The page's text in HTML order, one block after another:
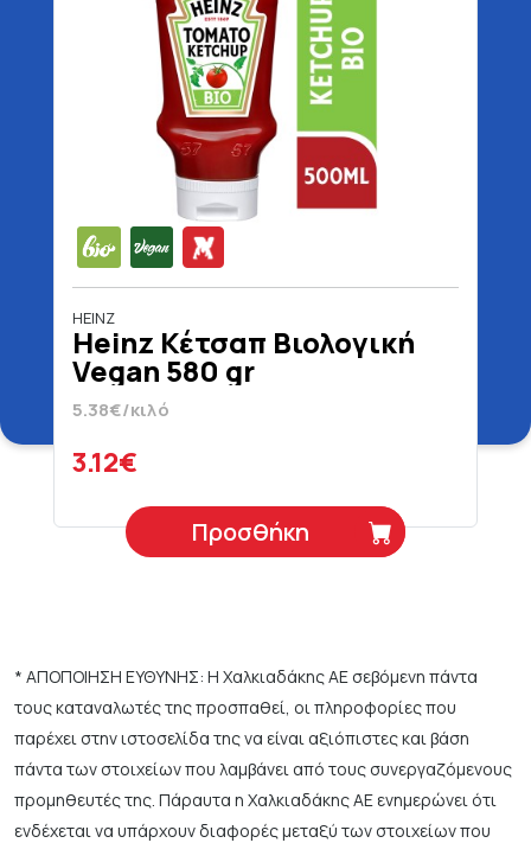
HEINZ
Heinz Κέτσαπ Βιολογική
Vegan 580 gr
5.38€/κιλό
3.12€
Προσθήκη
* ΑΠΟΠΟΙΗΣΗ ΕΥΘΥΝΗΣ: Η Χαλκιαδάκης ΑΕ σεβόμενη πάντα
τους καταναλωτές της προσπαθεί, οι πληροφορίες που
παρέχει στην ιστοσελίδα της να είναι αξιόπιστες και βάση
πάντα των στοιχείων που λαμβάνει από τους συνεργαζόμενους
προμηθευτές της. Πάραυτα η Χαλκιαδάκης ΑΕ ενημερώνει ότι
ενδέχεται να υπάρχουν διαφορές μεταξύ των στοιχείων που